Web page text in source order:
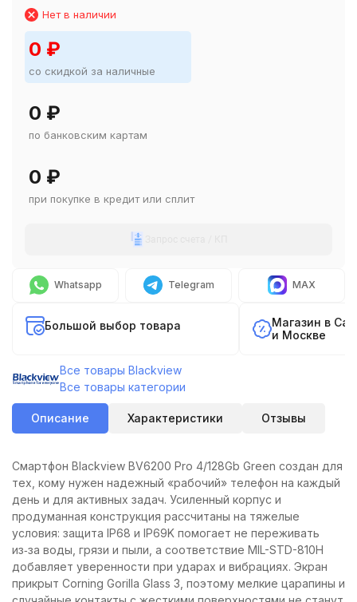
Нет в наличии
0 ₽
со скидкой за наличные
0 ₽
по банковским картам
0 ₽
при покупке в кредит или сплит
Whatsapp Telegram MAX
Большой выбор товара
Магазин в
и Москве
Все товары Blackview
Все товары категории
Описание Характеристики Отзывы
Смартфон Blackview BV6200 Pro 4/128Gb Green создан для
тех, кому нужен надежный «рабочий» телефон на каждый
день и для активных задач. Усиленный корпус и
продуманная конструкция рассчитаны на тяжелые
условия: защита IP68 и IP69K помогает не переживать
из‑за воды, грязи и пыли, а соответствие MIL-STD-810H
добавляет уверенности при ударах и вибрациях. Экран
прикрыт Corning Gorilla Glass 3, поэтому мелкие царапины и